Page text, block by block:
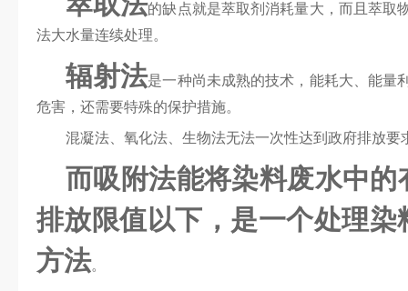
的缺点就是萃取剂消耗量大，而且萃取
法大水量连续处理。
辐射法是一种尚未成熟的技术，能耗大、能量
危害，还需要特殊的保护措施。
混凝法、氧化法、生物法无法一次性达到政府排放要
而吸附法能将染料废水中
排放限值以下，是一个处理
方法。